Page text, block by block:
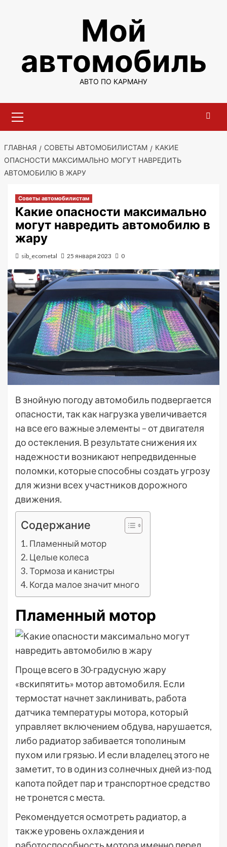
Мой
автомобиль
АВТО ПО КАРМАНУ
меню
ГЛАВНАЯ СОВЕТЫ АВТОМОБИЛИСТАМ
КАКИЕ
ОПАСНОСТИ МАКСИМАЛЬНО МОГУТ НАВРЕДИТЬ
АВТОМОБИЛЮ В ЖАРУ
Советы автомобилистам
Какие опасности максимально
могут навредить автомобилю в
жару
sib_ecometal 25 января 2023 0
В знойную погоду автомобиль подвергается
опасности, так как нагрузка увеличивается
на все его важные элементы – от двигателя
до остекления. В результате снижения их
надежности возникают непредвиденные
поломки, которые способны создать угрозу
для жизни всех участников дорожного
движения.
Содержание
Пламенный мотор
Целые колеса
Тормоза и канистры
Когда малое значит много
Пламенный мотор
Проще всего в 30-градусную жару
«вскипятить» мотор автомобиля. Если
термостат начнет заклинивать, работа
датчика температуры мотора, который
управляет включением обдува, нарушается,
либо радиатор забивается тополиным
пухом или грязью. И если владелец этого не
заметит, то в один из солнечных дней из-под
капота пойдет пар и транспортное средство
не тронется с места.
Рекомендуется осмотреть радиатор, а
также уровень охлаждения и